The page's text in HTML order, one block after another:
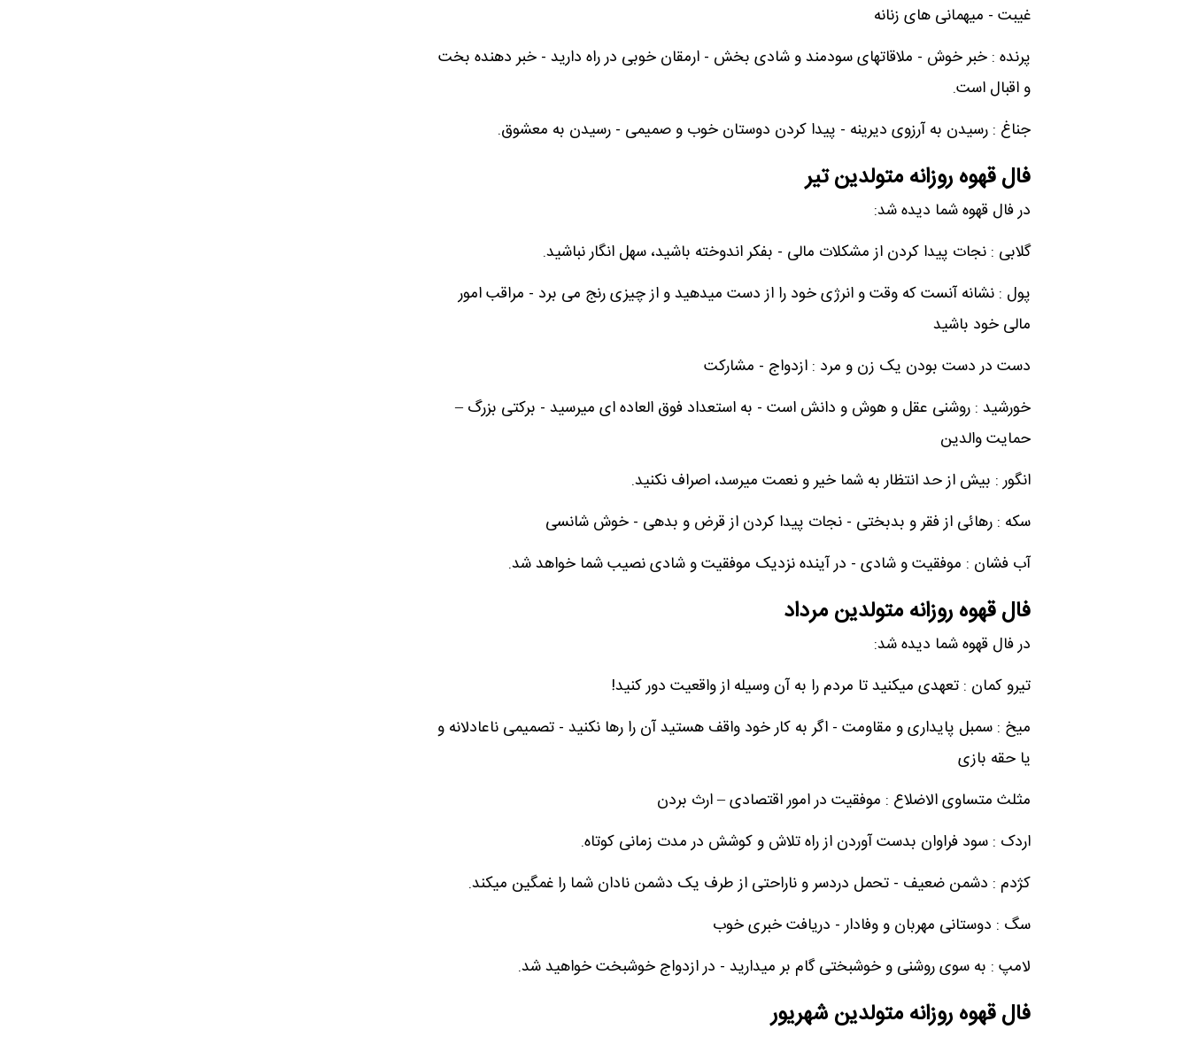
غیبت - میهمانی های زنانه
پرنده : خبر خوش - ملاقاتهای سودمند و شادی بخش - ارمقان خوبی در راه دارید - خبر دهنده بخت
و اقبال است.
جناغ : رسیدن به آرزوی دیرینه - پیدا کردن دوستان خوب و صمیمی - رسیدن به معشوق.
فال قهوه روزانه متولدین تیر
در فال قهوه شما دیده شد:
گلابی : نجات پیدا کردن از مشکلات مالی - بفکر اندوخته باشید، سهل انگار نباشید.
پول : نشانه آنست که وقت و انرژی خود را از دست میدهید و از چیزی رنج می برد - مراقب امور
مالی خود باشید
دست در دست بودن یک زن و مرد : ازدواج - مشارکت
خورشید : روشنی عقل و هوش و دانش است - به استعداد فوق العاده ای میرسید - برکتی بزرگ –
حمایت والدین
انگور : بیش از حد انتظار به شما خیر و نعمت میرسد، اصراف نکنید.
سکه : رهائی از فقر و بدبختی - نجات پیدا کردن از قرض و بدهی - خوش شانسی
آب فشان : موفقیت و شادی - در آینده نزدیک موفقیت و شادی نصیب شما خواهد شد.
فال قهوه روزانه متولدین مرداد
در فال قهوه شما دیده شد:
تیرو کمان : تعهدی میکنید تا مردم را به آن وسیله از واقعیت دور کنید!
میخ : سمبل پایداری و مقاومت - اگر به کار خود واقف هستید آن را رها نکنید - تصمیمی ناعادلانه و
یا حقه بازی
مثلث متساوی الاضلاع : موفقیت در امور اقتصادی – ارث بردن
اردک : سود فراوان بدست آوردن از راه تلاش و کوشش در مدت زمانی کوتاه.
کژدم : دشمن ضعیف - تحمل دردسر و ناراحتی از طرف یک دشمن نادان شما را غمگین میکند.
سگ : دوستانی مهربان و وفادار - دریافت خبری خوب
لامپ : به سوی روشنی و خوشبختی گام بر میدارید - در ازدواج خوشبخت خواهید شد.
فال قهوه روزانه متولدین شهریور